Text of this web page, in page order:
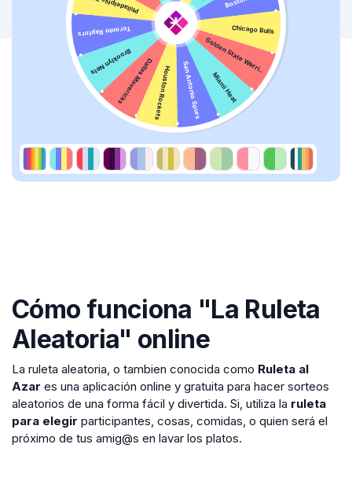
Cómo funciona "La Ruleta
Aleatoria" online
La ruleta aleatoria, o tambien conocida como Ruleta al
Azar es una aplicación online y gratuita para hacer sorteos
aleatorios de una forma fácil y divertida. Si, utiliza la ruleta
para elegir participantes, cosas, comidas, o quien será el
próximo de tus amig@s en lavar los platos.